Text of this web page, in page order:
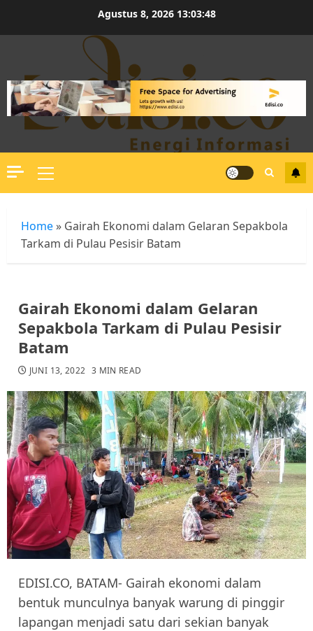
Agustus 8, 2026 13:03:49
Primary
Menu
Home » Gairah Ekonomi dalam Gelaran Sepakbola
Tarkam di Pulau Pesisir Batam
Gairah Ekonomi dalam Gelaran
Sepakbola Tarkam di Pulau Pesisir
Batam
JUNI 13, 2022 3 MIN READ
EDISI.CO, BATAM- Gairah ekonomi dalam
bentuk munculnya banyak warung di pinggir
lapangan menjadi satu dari sekian banyak